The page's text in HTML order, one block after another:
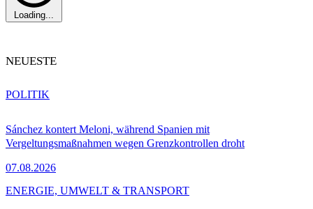
Loading...
NEUESTE
Sánchez kontert Meloni, während Spanien mit
Vergeltungsmaßnahmen wegen Grenzkontrollen droht
07.08.2026
POLITIK
ENERGIE, UMWELT & TRANSPORT